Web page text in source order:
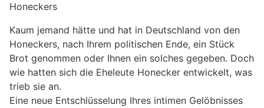
Honeckers
Kaum jemand hätte und hat in Deutschland von den
Honeckers, nach Ihrem politischen Ende, ein Stück
Brot genommen oder Ihnen ein solches gegeben. Doch
wie hatten sich die Eheleute Honecker entwickelt, was
trieb sie an.
Eine neue Entschlüsselung Ihres intimen Gelöbnisses